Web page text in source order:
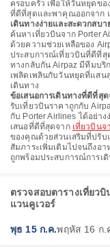
ครอบครัว เพื่อให้วันหยุดข
ที่ดีที่สุดและพาคุณออกจาก
เดินทางง่ายและสะดวกสบ
ค้นหาเที่ยวบินจาก Porter
ด้วยความช่วยเหลือของ
ประสบการณ์เที่ยวบินที่ดีที่สุ
ทางกลับกัน Airpaz มีทีมบริ
เพลิดเพลินกับวันหยุดที่แส
เดินทาง
ข้อเสนอการเดินทางที่ดีที่สุ
รับเที่ยวบินราคาถูกกับ
กับ Porter Airlines ได้อย่า
เสนอที่ดีที่สุดจาก เที่ยวบินจ
ของคุณด้วยส่วนเสริมที่ปรั
สัมภาระเพิ่มเติมไปจนถึงอ
ถูกพร้อมประสบการณ์การเ
ตรวจสอบตารางเที่ยว
แวนคูเวอร์
พุธ 15 ก.ค.พฤหัส 16 ก.